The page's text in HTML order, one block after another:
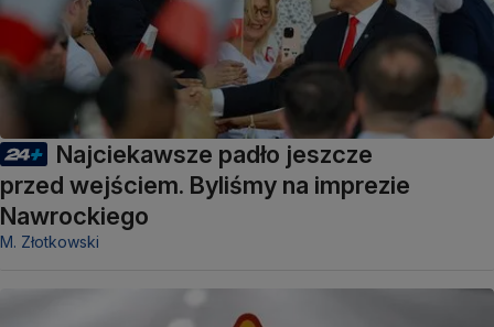
Najciekawsze padło jeszcze
przed wejściem. Byliśmy na imprezie
Nawrockiego
M. Złotkowski